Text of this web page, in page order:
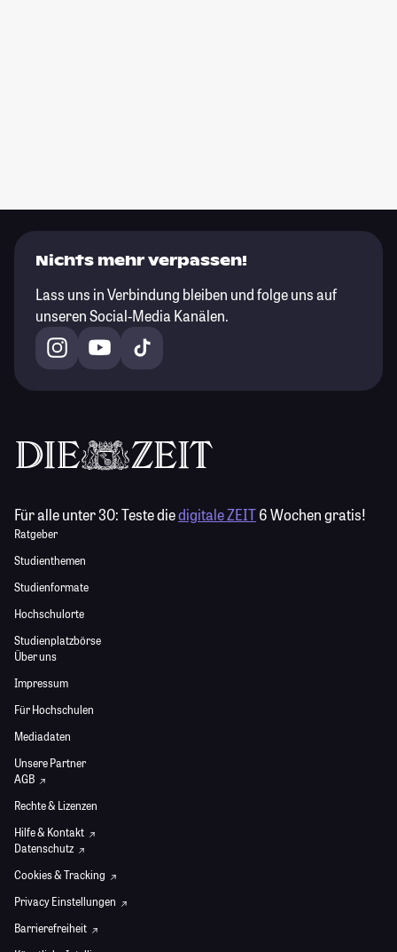
Nichts mehr verpassen!
Lass uns in Verbindung bleiben und folge uns auf
unseren Social-Media Kanälen.
Für alle unter 30:Teste diedigitale ZEIT6 Wochen gratis!
Ratgeber
Studienthemen
Studienformate
Hochschulorte
Studienplatzbörse
Über uns
Impressum
Für Hochschulen
Mediadaten
Unsere Partner
AGB
Rechte & Lizenzen
Hilfe & Kontakt
Datenschutz
Cookies & Tracking
Privacy Einstellungen
Barrierefreiheit